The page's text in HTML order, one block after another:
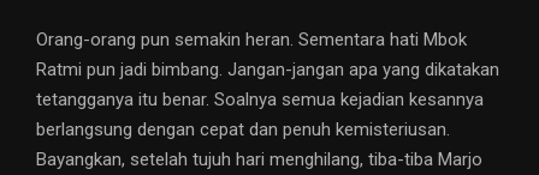
Orang-orang pun semakin heran. Sementara hati Mbok
Ratmi pun jadi bimbang. Jangan-jangan apa yang dikatakan
tetangganya itu benar. Soalnya semua kejadian kesannya
berlangsung dengan cepat dan penuh kemisteriusan.
Bayangkan, setelah tujuh hari menghilang, tiba-tiba Marjo